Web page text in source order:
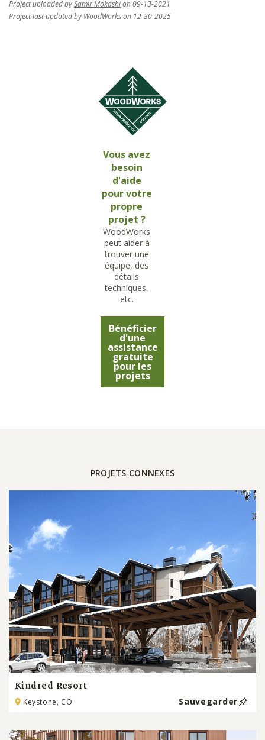
Project uploaded bySamir Mokashion 09-13-2021
Project last updated by WoodWorks on 12-30-2025
Vous avez
besoin
d'aide
pour votre
propre
projet ?
WoodWorks
peut aider à
trouver une
équipe, des
détails
techniques,
etc.
Bénéficier
d'une
assistance
gratuite
pour les
projets
PROJETS CONNEXES
Kindred Resort
Keystone, CO Sauvegarder